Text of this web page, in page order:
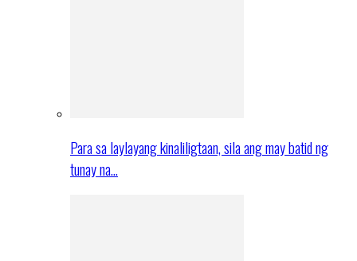
Para sa laylayang kinaliligtaan, sila ang may batid ng
tunay na…